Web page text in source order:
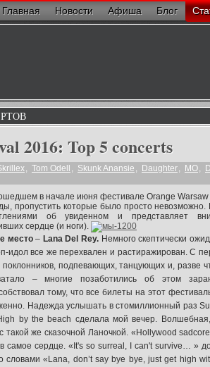
Главная Новости Афиша Блог
2016: Top 5 concerts
, Tom Odell , Skunk Anansie , Daughter, MO,
в начале июня фестивале Orange Warsaw
пропустить которые было просто
об увиденном и представляет
сердце (и ноги).
место– Lana Del Rey.Немного скептически
идол все же перехвален и растиражирован. С
подпевающих, танцующих и, разве
– многие позаботились об этом
тому, что все билеты на этот
Надежда услышать в стомиллионный раз
by the beach сделала мой вечер.
такой же сказочной Ланочкой. «Hollywood
самое сердце. «It's so surreal, I can't survive… »
словами «Lana, don’t say bye bye, just get high